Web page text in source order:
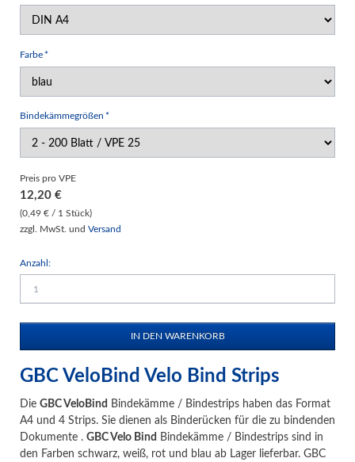
Pflichtfeld
Farbe *
Pflichtfeld
Bindekämmegrößen *
Preis pro VPE
12,20 €
(0,49 € / 1 Stück)
zzgl. MwSt. und Versand
Anzahl:
GBC VeloBind Velo Bind Strips
Die GBC VeloBind Bindekämme / Bindestrips haben das Format
A4 und 4 Strips. Sie dienen als Binderücken für die zu bindenden
Dokumente . GBC Velo Bind Bindekämme / Bindestrips sind in
den Farben schwarz, weiß, rot und blau ab Lager lieferbar. GBC